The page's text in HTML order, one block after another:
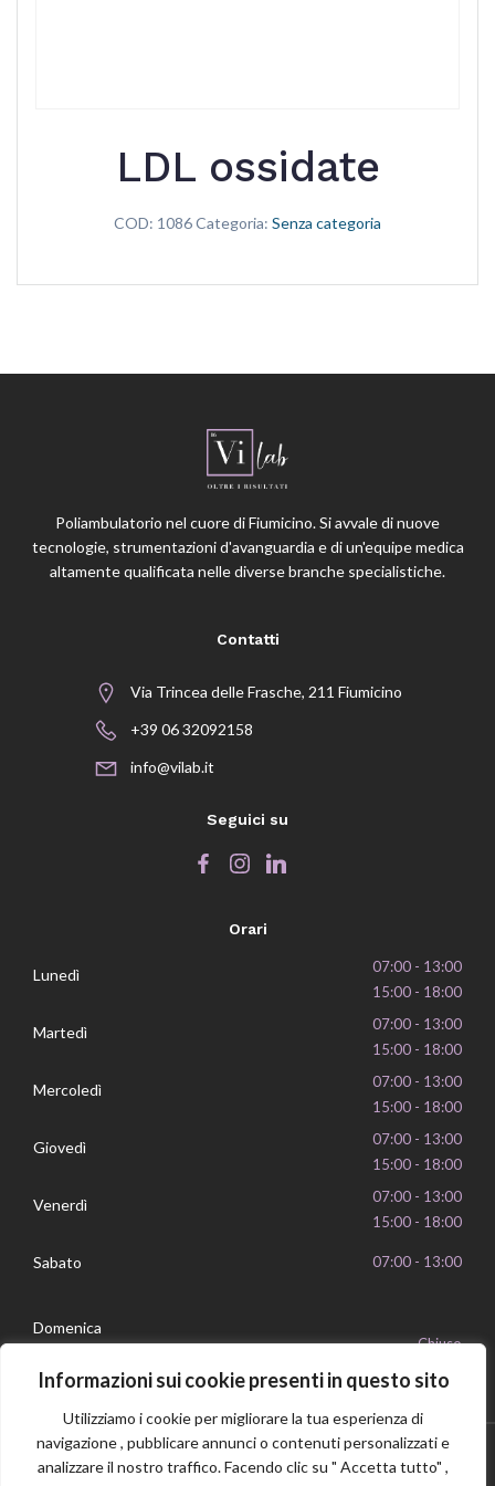
Informazioni sui cookie presenti in questo sito
Utilizziamo i cookie per migliorare la tua esperienza di
navigazione , pubblicare annunci o contenuti personalizzati e
analizzare il nostro traffico. Facendo clic su " Accetta tutto" ,
LDL ossidate
COD: 1086Categoria: Senza categoria
Poliambulatorio nel cuore di Fiumicino. Si avvale di nuove
tecnologie, strumentazioni d'avanguardia e di un'equipe medica
altamente qualificata nelle diverse branche specialistiche.
Contatti
Via Trincea delle Frasche, 211 Fiumicino
+39 06 32092158
info@vilab.it
Seguici su
Orari
Lunedì
07:00 - 13:00
15:00 - 18:00
Martedì
07:00 - 13:00
15:00 - 18:00
Mercoledì
07:00 - 13:00
15:00 - 18:00
Giovedì
07:00 - 13:00
15:00 - 18:00
Venerdì
07:00 - 13:00
15:00 - 18:00
Sabato 07:00 - 13:00
Domenica
Chiuso
Privacy Policy Cookie Policy P.IVA 16239351006